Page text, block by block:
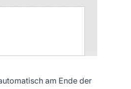
am Ende der